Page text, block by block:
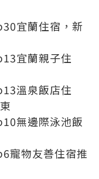
宜蘭住宿，新
宜蘭親子住
溫泉飯店住
無邊際泳池飯
寵物友善住宿推